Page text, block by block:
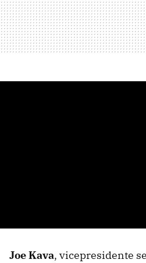
Joe Kava, vicepresidente